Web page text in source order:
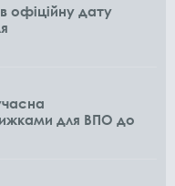
офіційну дату
для ВПО до